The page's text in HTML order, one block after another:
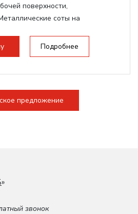
поверхности,
соты на
Цветной TFT LCD
Z):Винтовой на
отверстие - 200мм
Подробнее
предложение
»
звонок